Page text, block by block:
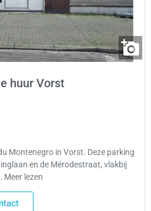
huur Vorst
Montenegro in Vorst. Deze parking
en de Mérodestraat, vlakbij
Meer lezen